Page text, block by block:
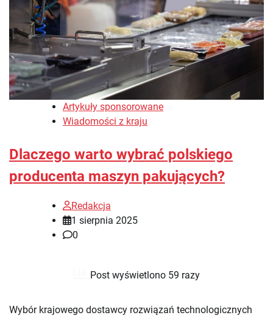
Artykuły sponsorowane
Wiadomości z kraju
Dlaczego warto wybrać polskiego
producenta maszyn pakujących?
Redakcja
1 sierpnia 2025
0
Post wyświetlono 59 razy
Wybór krajowego dostawcy rozwiązań technologicznych